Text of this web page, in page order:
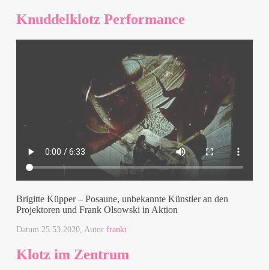
Knuddelklotz Performance
Brigitte Küpper – Posaune, unbekannte Künstler an den
Projektoren und Frank Olsowski in Aktion
Datum 25.53.2020 , Autorfranki
Klotz im Zentrum